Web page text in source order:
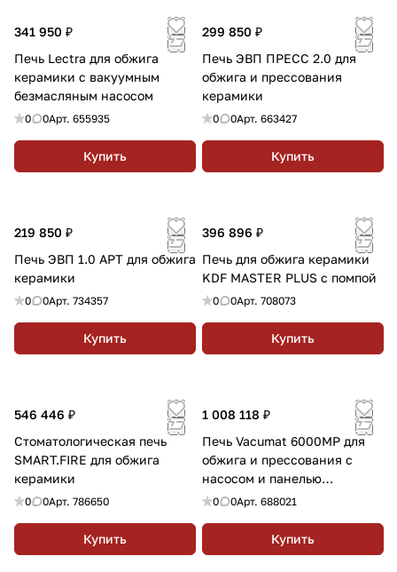
341 950 ₽
Печь Lectra для обжига
керамики с вакуумным
безмасляным насосом
0 0Арт. 655935
Купить
299 850 ₽
Печь ЭВП ПРЕСС 2.0 для
обжига и прессования
керамики
0 0Арт. 663427
Купить
219 850 ₽
Печь ЭВП 1.0 АРТ для обжига
керамики
0 0Арт. 734357
Купить
396 896 ₽
Печь для обжига керамики
KDF MASTER PLUS с помпой
0 0Арт. 708073
Купить
546 446 ₽
Стоматологическая печь
SMART.FIRE для обжига
керамики
0 0Арт. 786650
Купить
1 008 118 ₽
Печь Vacumat 6000MP для
обжига и прессования с
насосом и панелью
управления Comfort
0 0Арт. 688021
Купить